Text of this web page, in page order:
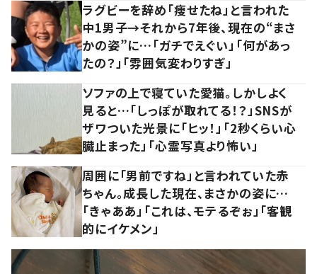
ラグビーを辞め「痩せたね」と言われた
中1男子→それから7年後、現在の“まさ
かの姿”に…「ガチでえぐい」「何があっ
たの？」「雰囲気変わりすぎ」
ソファの上で寝ていた愛猫。しかしよく
見ると…「しっぽが取れてる！？」SNSが
ザワついた光景に「ヒッ！」「2秒くらい心
臓止まった」「心霊写真より怖い」
周囲に「男前ですね」と言われていた赤
ちゃん。成長した現在、まさかの姿に…
「きゃああ」「これは、モテるぞぉ」「客観
的にイケメン」